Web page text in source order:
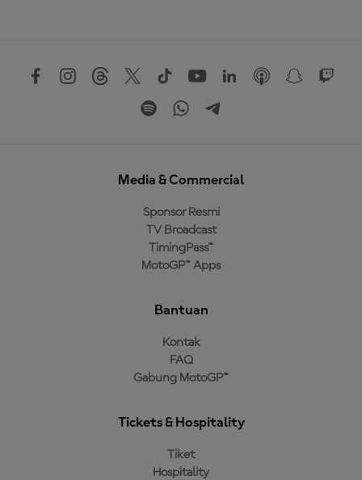
Media & Commercial
Sponsor Resmi
TV Broadcast
TimingPass™
MotoGP™ Apps
Bantuan
Kontak
FAQ
Gabung MotoGP™
Tickets & Hospitality
Tiket
Hospitality